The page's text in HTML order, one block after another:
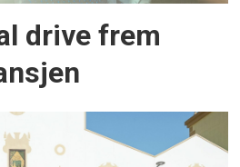
drive frem